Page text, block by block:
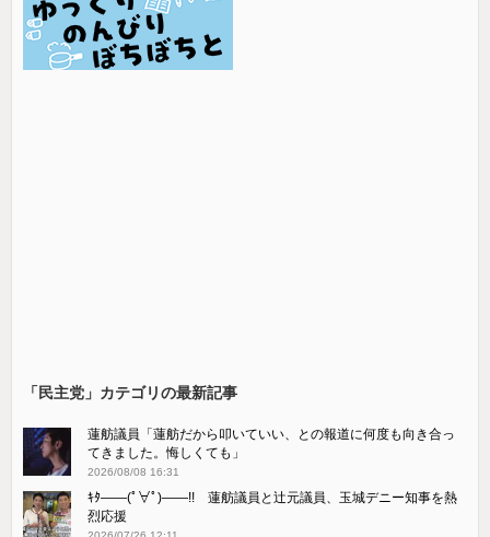
「民主党」カテゴリの最新記事
蓮舫議員「蓮舫だから叩いていい、との報道に何度も向き合っ
てきました。悔しくても」
2026/08/08 16:31
ｷﾀ――(ﾟ∀ﾟ)――!! 蓮舫議員と辻元議員、玉城デニー知事を熱
烈応援